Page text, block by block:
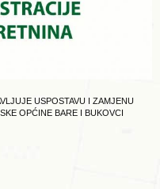
USPOSTAVU I ZAMJENU
OPĆINE BARE I BUKOVCI